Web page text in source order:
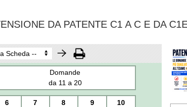
DA PATENTE C1 A C E DA
Domande
da 11 a 20
6 7 8 9 10